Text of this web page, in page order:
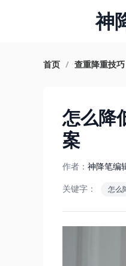
神
首页 / 查重降重技巧
怎么降
案
作者： 神降笔编
关键字：
怎么